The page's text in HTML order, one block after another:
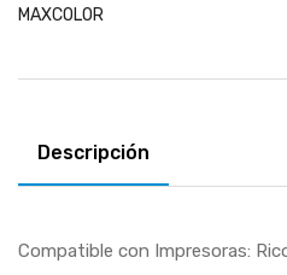
MAXCOLOR
Descripción
Compatible con Impresoras: